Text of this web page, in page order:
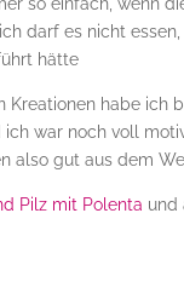
darf es nicht
hätte
Kreationen habe ich
war noch voll
also gut aus dem
Pilz mit Polenta und